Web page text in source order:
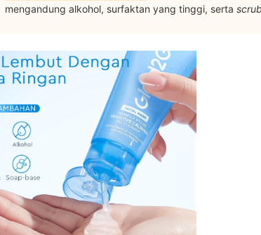
mengandung alkohol, surfaktan yang tinggi, serta scrub